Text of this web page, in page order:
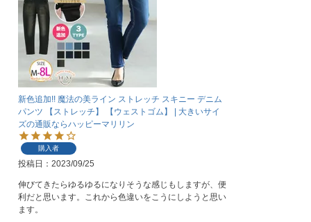
新色追加!! 魔法の美ライン ストレッチ スキニー デニム
パンツ 【ストレッチ】 【ウェストゴム】 | 大きいサイ
ズの通販ならハッピーマリリン
購入者
投稿日 2023/09/25
伸びてきたらゆるゆるになりそうな感じもしますが、便
利だと思います。これから色違いをこうにしようと思い
ます。